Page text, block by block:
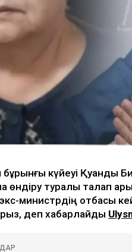
күйеуі Қуандық
өндіру туралы талап
министрдің отбасы
деп хабарлайды